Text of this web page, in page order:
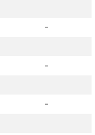
-
-
-